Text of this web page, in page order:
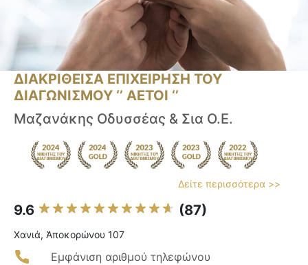
ΔΙΑΚΡΙΘΕΙΣΑ ΕΠΙΧΕΙΡΗΣΗ ΤΟΥ
ΔΙΑΓΩΝΙΣΜΟΥ ‘’ ΑΕΤΟΙ ‘’
Μαζανάκης Οδυσσέας & Σια Ο.Ε.
Δείτε περισσότερα >>
9.6 (87)
Χανιά, Ἀποκορώνου 107
Εμφάνιση αριθμού τηλεφώνου